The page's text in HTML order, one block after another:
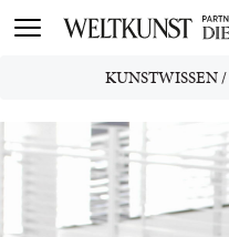
Toggle
KUNSTWISSEN/